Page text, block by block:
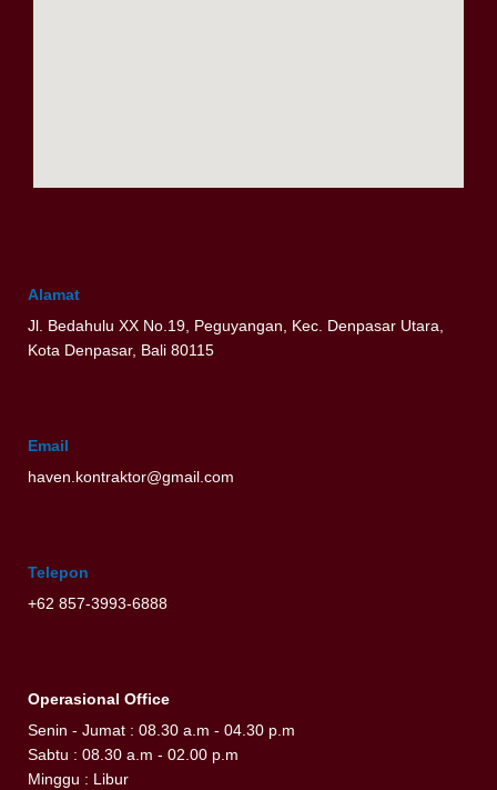
Alamat
Jl. Bedahulu XX No.19, Peguyangan, Kec. Denpasar Utara,
Kota Denpasar, Bali 80115
Email
haven.kontraktor@gmail.com
Telepon
+62 857-3993-6888
Operasional Office
Senin - Jumat : 08.30 a.m - 04.30 p.m
Sabtu : 08.30 a.m - 02.00 p.m
Minggu : Libur